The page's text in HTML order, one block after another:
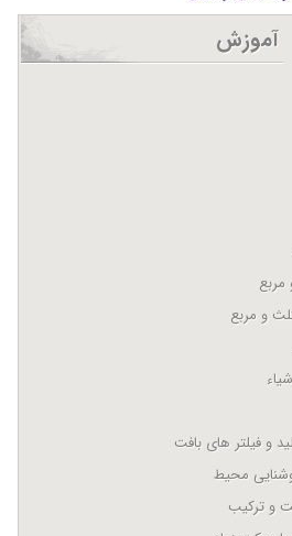
آموزش